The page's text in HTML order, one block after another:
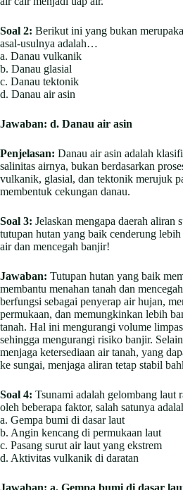
Soal 2: Berikut ini yang bukan
asal-usulnya adalah…
a. Danau vulkanik
b. Danau glasial
c. Danau tektonik
d. Danau air asin
Jawaban: d. Danau air asin
Penjelasan: Danau air asin adalah
salinitas airnya, bukan berdasarkan
vulkanik, glasial, dan tektonik merujuk
membentuk cekungan danau.
Soal 3: Jelaskan mengapa daerah
tutupan hutan yang baik cenderung
air dan mencegah banjir!
Jawaban: Tutupan hutan yang baik
membantu menahan tanah dan
berfungsi sebagai penyerap air hujan,
permukaan, dan memungkinkan lebih
tanah. Hal ini mengurangi volume
sehingga mengurangi risiko banjir.
menjaga ketersediaan air tanah, yang
ke sungai, menjaga aliran tetap stabil
Soal 4: Tsunami adalah gelombang laut
oleh beberapa faktor, salah satunya
a. Gempa bumi di dasar laut
b. Angin kencang di permukaan laut
c. Pasang surut air laut yang ekstrem
d. Aktivitas vulkanik di daratan
Jawaban: a. Gempa bumi di dasar